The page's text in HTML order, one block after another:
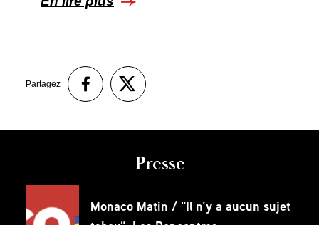
Partagez
Presse
Monaco Matin / "Il n’y a aucun sujet